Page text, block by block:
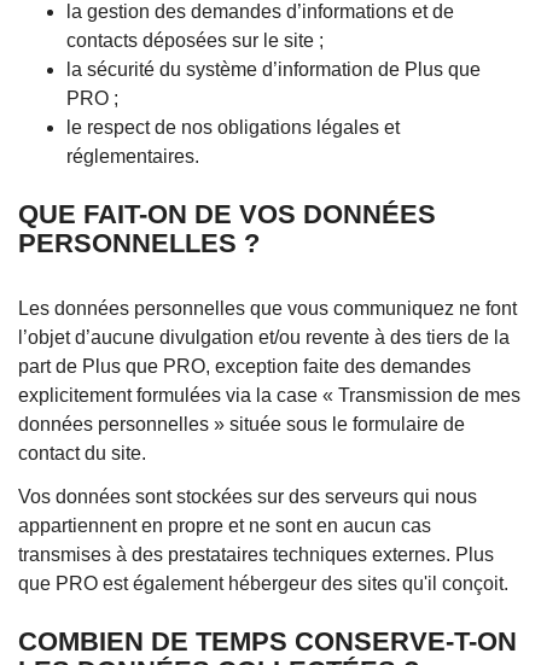
la gestion des demandes d’informations et de
contacts déposées sur le site ;
la sécurité du système d’information de Plus que
PRO ;
le respect de nos obligations légales et
réglementaires.
QUE FAIT-ON DE VOS DONNÉES
PERSONNELLES ?
Les données personnelles que vous communiquez ne font
l’objet d’aucune divulgation et/ou revente à des tiers de la
part de Plus que PRO, exception faite des demandes
explicitement formulées via la case « Transmission de mes
données personnelles » située sous le formulaire de
contact du site.
Vos données sont stockées sur des serveurs qui nous
appartiennent en propre et ne sont en aucun cas
transmises à des prestataires techniques externes. Plus
que PRO est également hébergeur des sites qu'il conçoit.
COMBIEN DE TEMPS CONSERVE-T-ON